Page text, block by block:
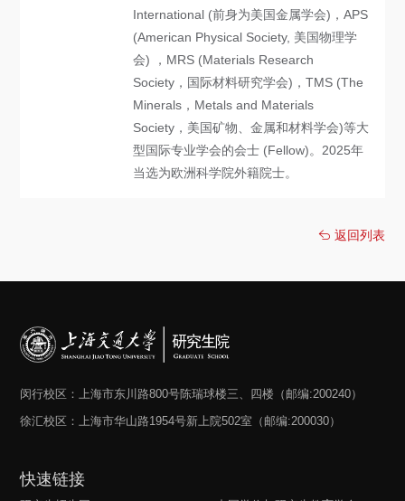
International (前身为美国金属学会)，APS
(American Physical Society, 美国物理学
会) ，MRS (Materials Research
Society，国际材料研究学会)，TMS (The
Minerals，Metals and Materials
Society，美国矿物、金属和材料学会)等大
型国际专业学会的会士 (Fellow)。2025年
当选为欧洲科学院外籍院士。
返回列表
闵行校区：上海市东川路800号陈瑞球楼三、四楼（邮编:200240）
徐汇校区：上海市华山路1954号新上院502室（邮编:200030）
快速链接